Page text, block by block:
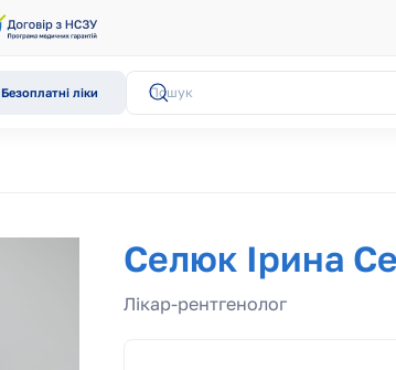
Безоплатні ліки
Селюк Ірина
Лікар-рентгенолог